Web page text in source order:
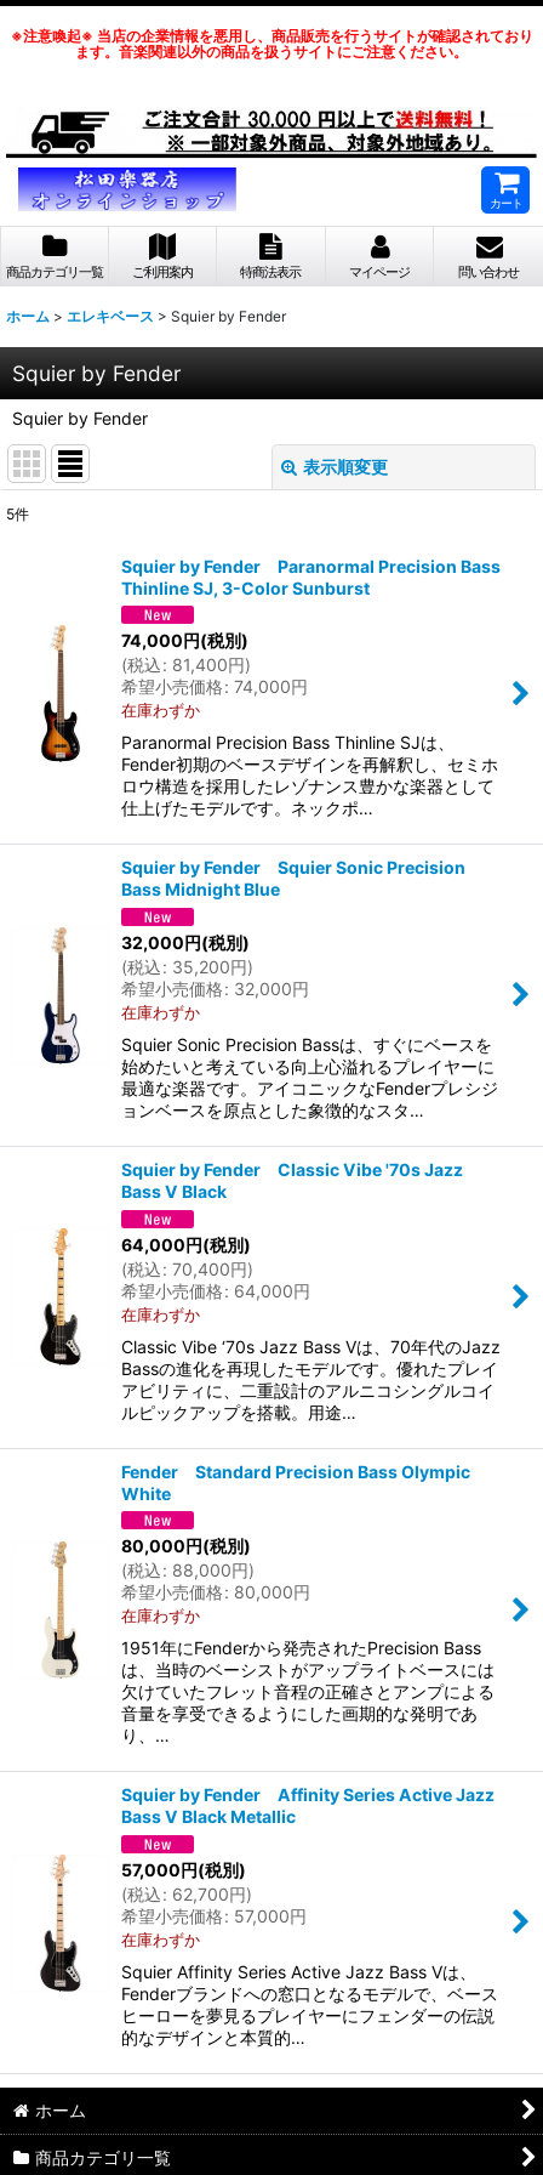
※注意喚起※ 当店の企業情報を悪用し、商品販売を行うサイトが確認されており
ます。音楽関連以外の商品を扱うサイトにご注意ください。
カート
商品カテゴリ一覧 ご利用案内 特商法表示 マイページ 問い合わせ
ホーム > エレキベース > Squier by Fender
Squier by Fender
Squier by Fender
表示順変更
絞り込む
5件
Squier by Fender Paranormal Precision Bass
Thinline SJ, 3-Color Sunburst
74,000 円(税別)
(税込: 81,400円)
希望小売価格: 74,000円
在庫わずか
Paranormal Precision Bass Thinline SJは、
Fender初期のベースデザインを再解釈し、セミホ
ロウ構造を採用したレゾナンス豊かな楽器として
仕上げたモデルです。ネックポ…
Squier by Fender Squier Sonic Precision
Bass Midnight Blue
32,000円(税別)
(税込: 35,200円)
希望小売価格: 32,000円
在庫わずか
Squier Sonic Precision Bassは、すぐにベースを
始めたいと考えている向上心溢れるプレイヤーに
最適な楽器です。アイコニックなFenderプレシジ
ョンベースを原点とした象徴的なスタ…
Squier by Fender Classic Vibe '70s Jazz
Bass V Black
64,000円(税別)
(税込: 70,400円)
希望小売価格: 64,000円
在庫わずか
Classic Vibe ‘70s Jazz Bass Vは、70年代のJazz
Bassの進化を再現したモデルです。優れたプレイ
アビリティに、二重設計のアルニコシングルコイ
ルピックアップを搭載。用途…
Fender Standard Precision Bass Olympic
White
80,000 円(税別)
(税込: 88,000円)
希望小売価格: 80,000円
在庫わずか
1951年にFenderから発売されたPrecision Bass
は、当時のベーシストがアップライトベースには
欠けていたフレット音程の正確さとアンプによる
音量を享受できるようにした画期的な発明であ
り、…
Squier by Fender Affinity Series Active Jazz
Bass V Black Metallic
57,000円(税別)
(税込: 62,700円)
希望小売価格: 57,000円
在庫わずか
Squier Affinity Series Active Jazz Bass Vは、
Fenderブランドへの窓口となるモデルで、ベース
ヒーローを夢見るプレイヤーにフェンダーの伝説
的なデザインと本質的…
ホーム
商品カテゴリ一覧